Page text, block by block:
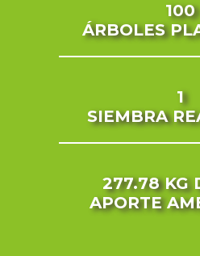
100
ÁRBOLES
1
SIEMBRA
277.78 KG
APORTE